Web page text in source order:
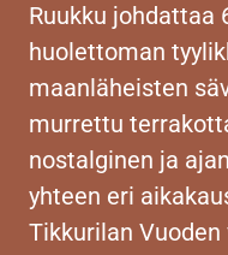
Ruukku johdattaa
huolettoman
maanläheisten
murrettu
nostalginen ja
yhteen eri
Tikkurilan Vuoden